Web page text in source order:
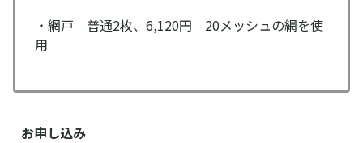
・網戸 普通2枚、6,120円 20メッシュの網を使
用
お申し込み